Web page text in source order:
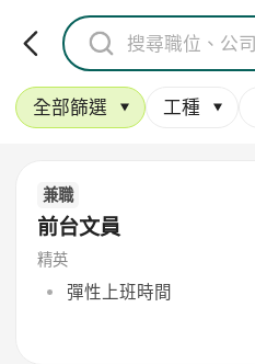
全部篩選 工種
兼職
前台文員
精英
彈性上班時間